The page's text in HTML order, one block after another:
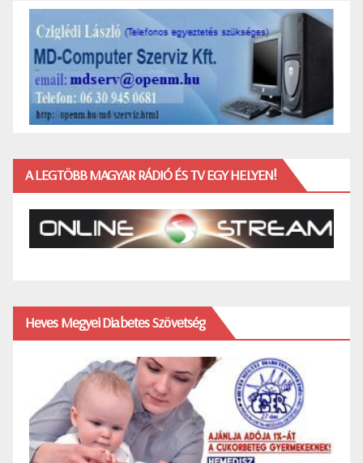
A LEGTÖBB MAGYAR RÁDIÓ ÉS TV EGY HELYEN!
Heves Megyei Diabetes Szövetség